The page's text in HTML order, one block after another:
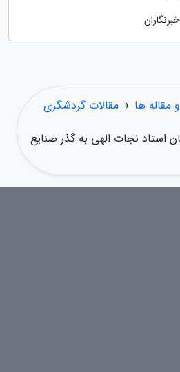
مقاله ها » مقالات گردشگری
استاد نجات الهی به گذر صنایع